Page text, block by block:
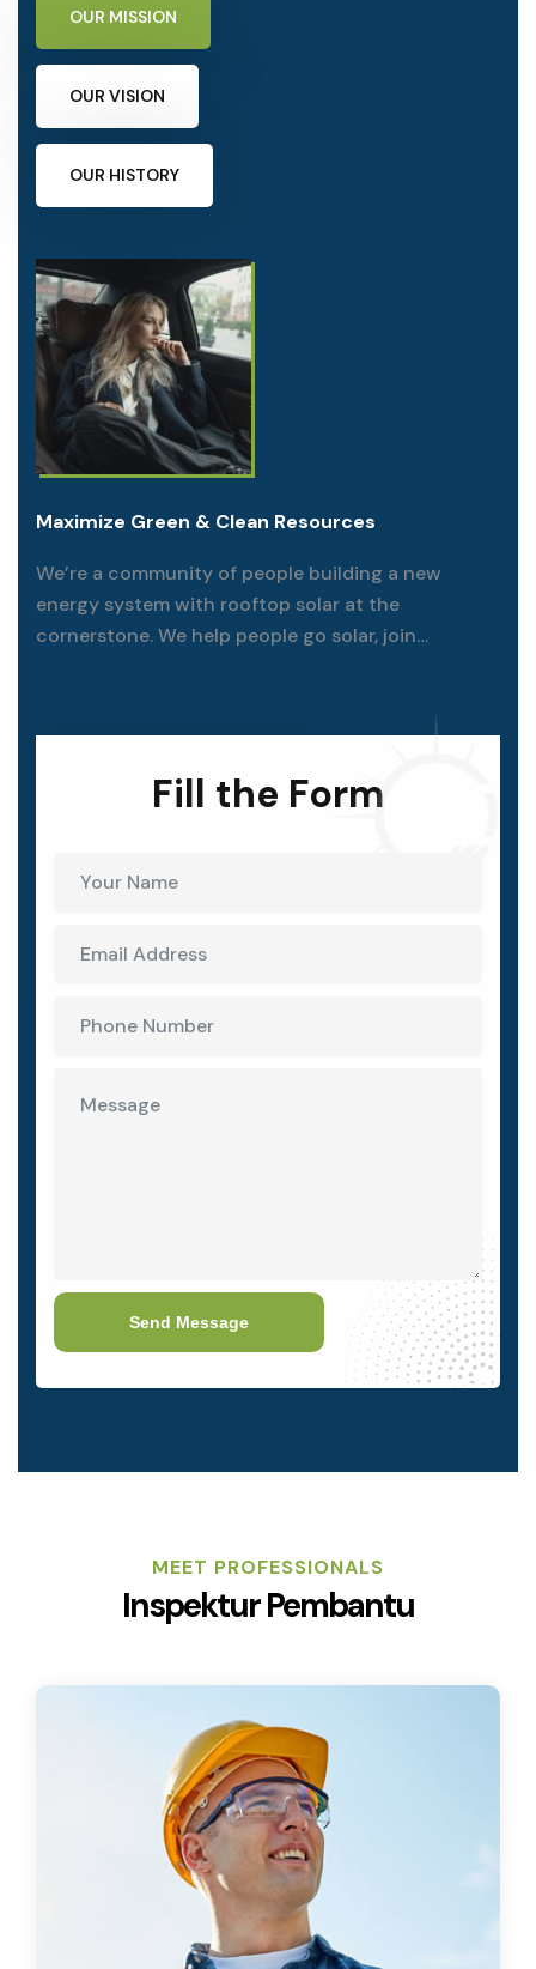
OUR MISSION
OUR VISION
OUR HISTORY
Maximize Green & Clean Resources
We’re a community of people building a new
energy system with rooftop solar at the
cornerstone. We help people go solar, join
Fill the Form
Send Message
MEET PROFESSIONALS
Inspektur Pembantu